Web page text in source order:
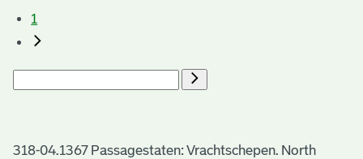
1
318-04.1367 Passagestaten: Vrachtschepen. North